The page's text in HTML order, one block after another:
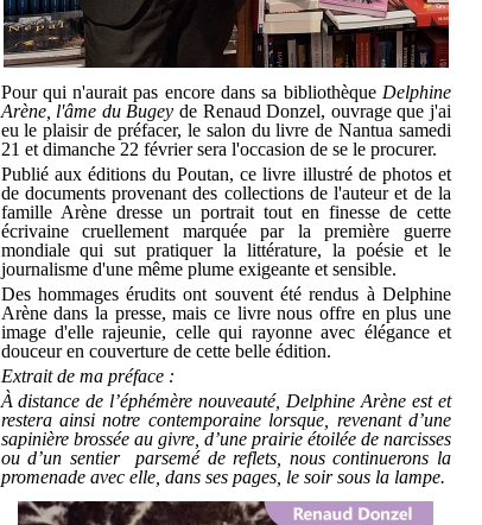
Pour qui n'aurait pas encore dans sa bibliothèque Delphine
Arène, l'âme du Bugey de Renaud Donzel, ouvrage que j'ai
eu le plaisir de préfacer, le salon du livre de Nantua samedi
21 et dimanche 22 février sera l'occasion de se le procurer.
Publié aux éditions du Poutan, ce livre illustré de photos et
de documents provenant des collections de l'auteur et de la
famille Arène dresse un portrait tout en finesse de cette
écrivaine cruellement marquée par la première guerre
mondiale qui sut pratiquer la littérature, la poésie et le
journalisme d'une même plume exigeante et sensible.
Des hommages érudits ont souvent été rendus à Delphine
Arène dans la presse, mais ce livre nous offre en plus une
image d'elle rajeunie, celle qui rayonne avec élégance et
douceur en couverture de cette belle édition.
Extrait de ma préface :
À distance de l’éphémère nouveauté, Delphine Arène est et
restera ainsi notre contemporaine lorsque, revenant d’une
sapinière brossée au givre, d’une prairie étoilée de narcisses
ou d’un sentier parsemé de reflets, nous continuerons la
promenade avec elle, dans ses pages, le soir sous la lampe.